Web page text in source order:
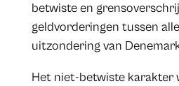
betwiste en
geldvorderingen tussen
uitzondering van
Het niet-betwiste karakter